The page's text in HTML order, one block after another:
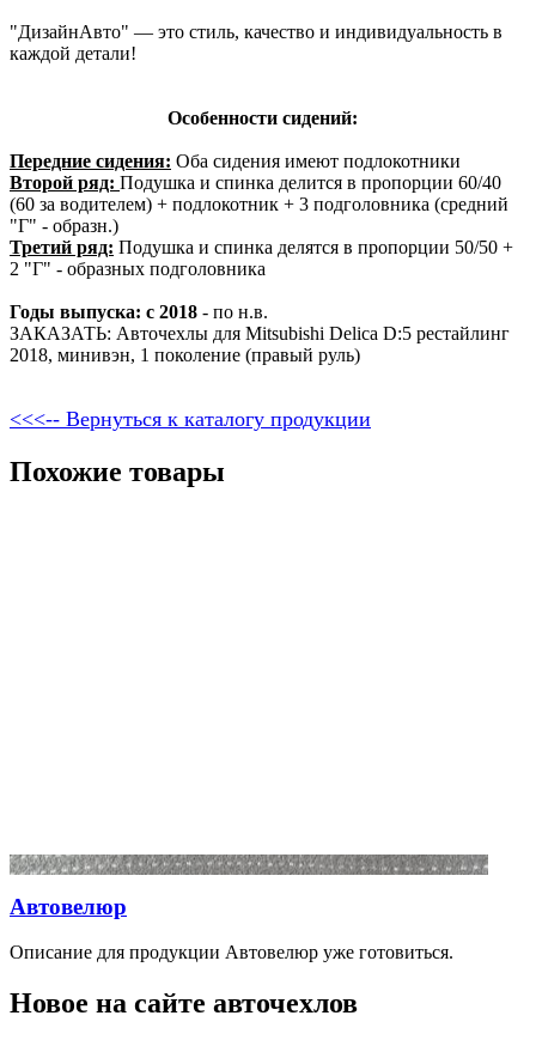
"ДизайнАвто" — это стиль, качество и индивидуальность в
каждой детали!
Особенности сидений:
Передние сидения: Оба сидения имеют подлокотники
Второй ряд: Подушка и спинка делится в пропорции 60/40
(60 за водителем) + подлокотник + 3 подголовника (средний
"Г" - образн.)
Третий ряд: Подушка и спинка делятся в пропорции 50/50 +
2 "Г" - образных подголовника
Годы выпуска: с 2018 - по н.в.
ЗАКАЗАТЬ: Авточехлы для Mitsubishi Delica D:5 рестайлинг
2018, минивэн, 1 поколение (правый руль)
<<<-- Вернуться к каталогу продукции
Похожие товары
Автовелюр
Описание для продукции Автовелюр уже готовиться.
Новое на сайте авточехлов